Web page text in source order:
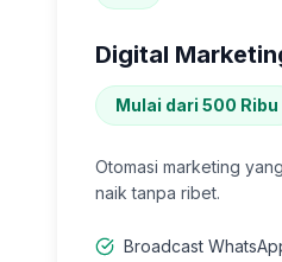
Digital
Mulai dari 500 Ribu
Otomasi marketing
naik tanpa ribet.
Broadcast